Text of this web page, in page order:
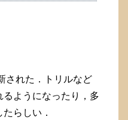
された．トリルなど
ようになったり，多
らしい．